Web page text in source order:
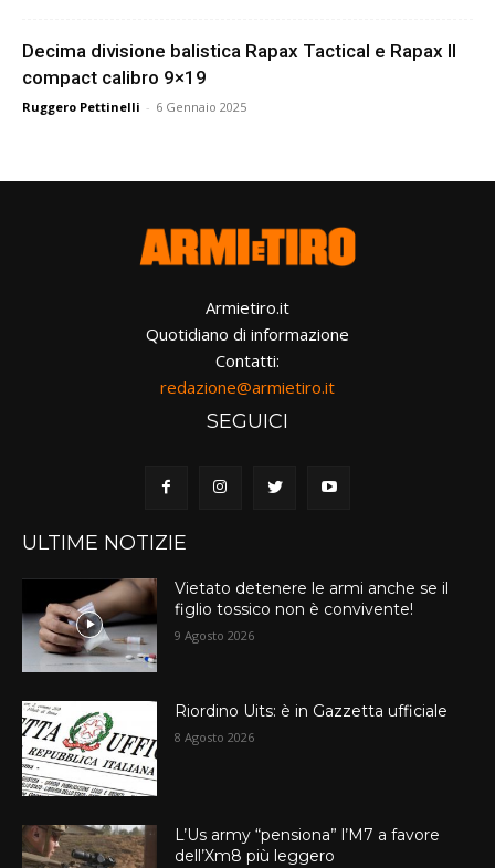
Decima divisione balistica Rapax Tactical e Rapax II
compact calibro 9×19
Ruggero Pettinelli - 6 Gennaio 2025
Armietiro.it
Quotidiano di informazione
Contatti:
redazione@armietiro.it
SEGUICI
ULTIME NOTIZIE
Vietato detenere le armi anche se il
figlio tossico non è convivente!
9 Agosto 2026
Riordino Uits: è in Gazzetta ufficiale
8 Agosto 2026
L’Us army “pensiona” l’M7 a favore
dell’Xm8 più leggero